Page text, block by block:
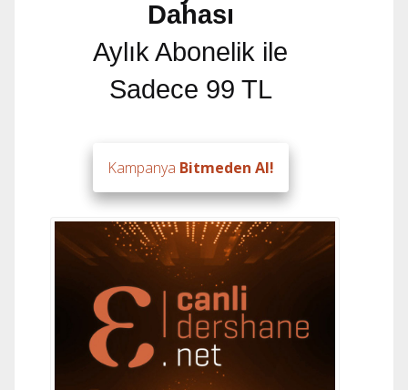
Dahası
Aylık Abonelik ile
Sadece 99 TL
Kampanya Bitmeden Al!